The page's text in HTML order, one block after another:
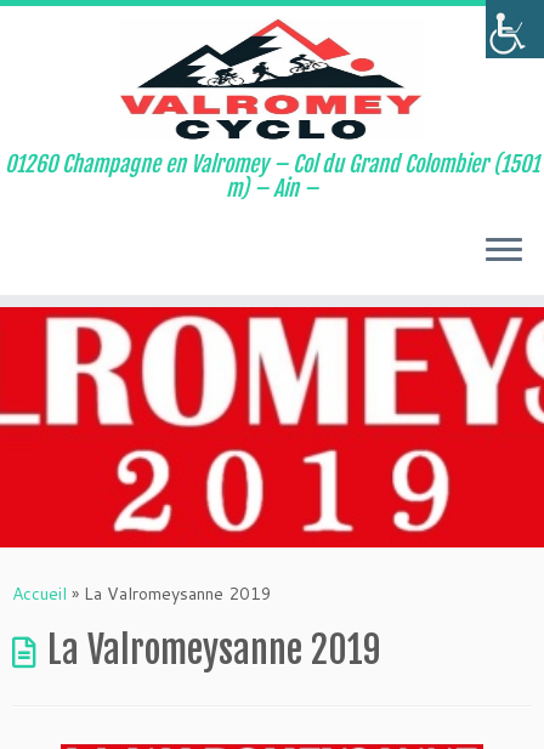
Passer
01260 Champagne en Valromey – Col du Grand Colombier (1501
m) – Ain –
Accueil » La Valromeysanne 2019
La Valromeysanne 2019